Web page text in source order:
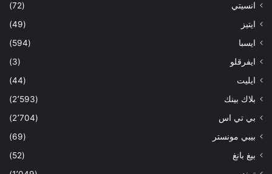
انسيتي
(72)
ايتيز
(49)
ايسبا
(594)
ايفرقلو
(3)
ايليت
(44)
بلاك بينك
(2٬593)
بي تي اس
(2٬704)
بيبي مونستر
(69)
بيغ بانغ
(52)